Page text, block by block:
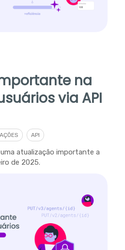
na
via API
API
atualização importante a
de 2025.